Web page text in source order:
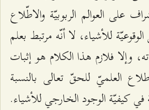
على العوالم الربوبيّة والاطّلاع
للأشياء، لا أنّه مرتبط بعلم
وإلا فلازم هذا الكلام هو إثبات
العلميّ للحقّ تعالى بالنسبة
في كيفيّة الوجود الخارجي للأشياء.